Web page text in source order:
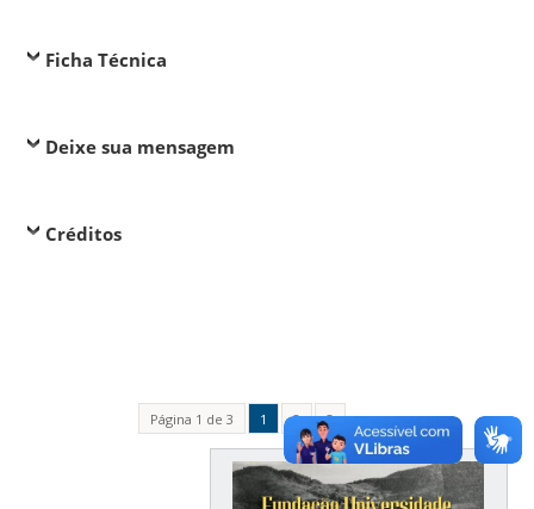
Ficha Técnica
Deixe sua mensagem
Créditos
Página 1 de 3 1 2 3